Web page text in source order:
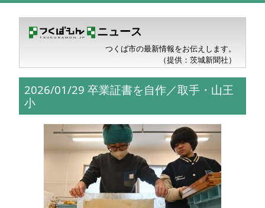
ニュース
つくば市の最新情報をお伝えします。
（提供：茨城新聞社）
2026/01/29 卒業証書を自作／取手・山王
小